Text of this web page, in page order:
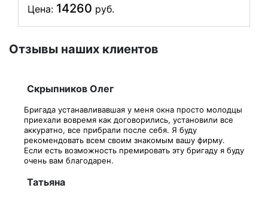
Цена: 14260 руб.
Отзывы наших клиентов
Скрыпников Олег
Бригада устанавливавшая у меня окна просто молодцы
приехали вовремя как договорились, установили все
аккуратно, все прибрали после себя. Я буду
рекомендовать всем своим знакомым вашу фирму.
Если есть возможность премировать эту бригаду я буду
очень вам благодарен.
Татьяна